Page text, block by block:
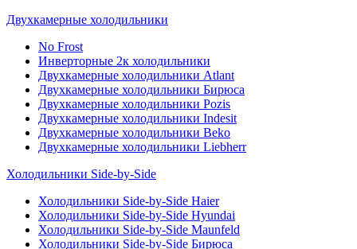
Двухкамерные холодильники
No Frost
Инверторные 2к холодильники
Двухкамерные холодильники Atlant
Двухкамерные холодильники Бирюса
Двухкамерные холодильники Pozis
Двухкамерные холодильники Indesit
Двухкамерные холодильники Beko
Двухкамерные холодильники Liebherr
Холодильники Side-by-Side
Холодильники Side-by-Side Haier
Холодильники Side-by-Side Hyundai
Холодильники Side-by-Side Maunfeld
Холодильники Side-by-Side Бирюса